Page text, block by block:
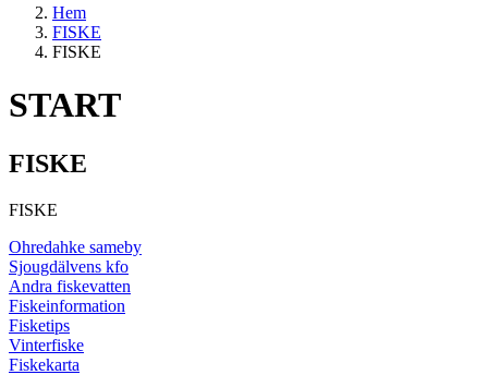
Hem
FISKE
FISKE
START
FISKE
FISKE
Ohredahke sameby
Sjougdälvens kfo
Andra fiskevatten
Fiskeinformation
Fisketips
Vinterfiske
Fiskekarta